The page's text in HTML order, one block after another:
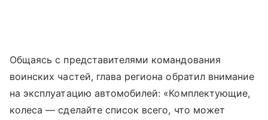
Общаясь с представителями командования
воинских частей, глава региона обратил внимание
на эксплуатацию автомобилей: «Комплектующие,
колеса — сделайте список всего, что может